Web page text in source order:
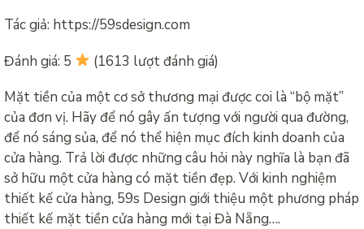
Tác giả: https://59sdesign.com
Đánh giá: 5
(1613 lượt đánh giá)
Mặt tiền của một cơ sở thương mại được coi là “bộ mặt”
của đơn vị. Hãy để nó gây ấn tượng với người qua đường,
để nó sáng sủa, để nó thể hiện mục đích kinh doanh của
cửa hàng. Trả lời được những câu hỏi này nghĩa là bạn đã
sở hữu một cửa hàng có mặt tiền đẹp. Với kinh nghiệm
thiết kế cửa hàng, 59s Design giới thiệu một phương pháp
thiết kế mặt tiền cửa hàng mới tại Đà Nẵng….